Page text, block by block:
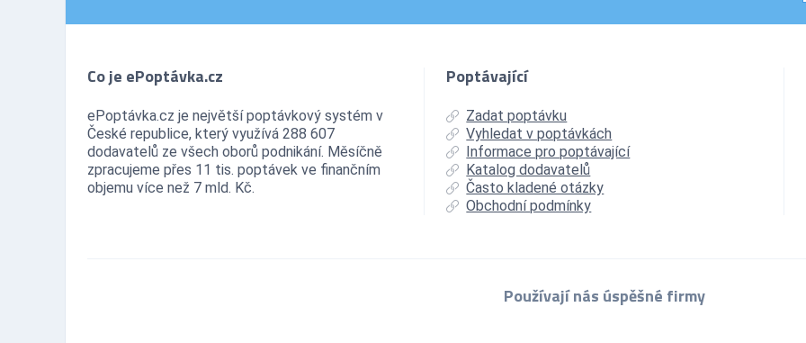
Co je ePoptávka.cz
ePoptávka.cz je největší poptávkový systém v
České republice, který využívá 288 607
dodavatelů ze všech oborů podnikání. Měsíčně
zpracujeme přes 11 tis. poptávek ve finančním
objemu více než 7 mld. Kč.
Poptávající
Zadat poptávku
Vyhledat v poptávkách
Informace pro poptávající
Katalog dodavatelů
Často kladené otázky
Obchodní podmínky
Používají nás úspěšné firmy